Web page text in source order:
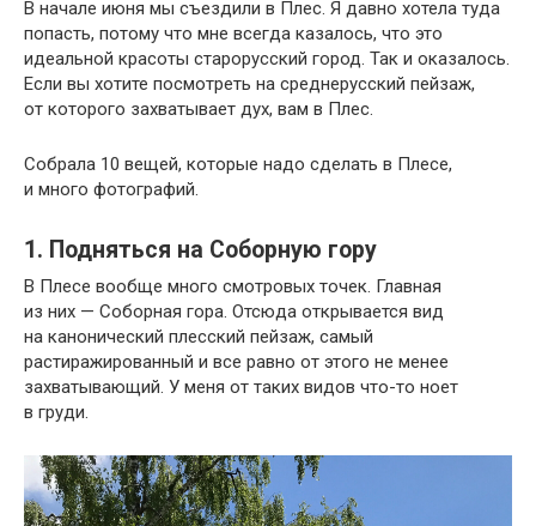
В начале июня мы съездили в Плес. Я давно хотела туда
попасть, потому что мне всегда казалось, что это
идеальной красоты старорусский город. Так и оказалось.
Если вы хотите посмотреть на среднерусский пейзаж,
от которого захватывает дух, вам в Плес.
Собрала 10 вещей, которые надо сделать в Плесе,
и много фотографий.
1. Подняться на Соборную гору
В Плесе вообще много смотровых точек. Главная
из них — Соборная гора. Отсюда открывается вид
на канонический плесский пейзаж, самый
растиражированный и все равно от этого не менее
захватывающий. У меня от таких видов что-то ноет
в груди.